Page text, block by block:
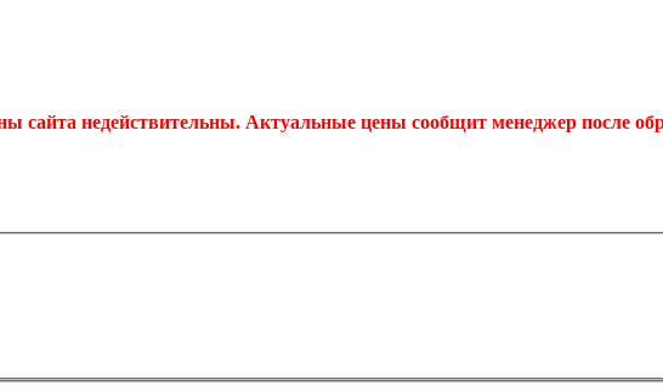
сайта недействительны. Актуальные цены сообщит менеджер после